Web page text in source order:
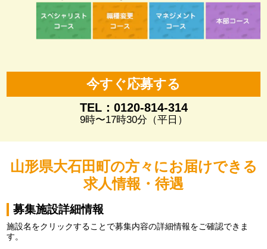
今すぐ応募する
TEL：0120-814-314
9時〜17時30分（平日）
山形県大石田町の方々にお届けできる
求人情報・待遇
募集施設詳細情報
施設名をクリックすることで募集内容の詳細情報をご確認できま
す。